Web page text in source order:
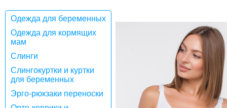
Одежда для беременных
Одежда для кормящих
мам
Слинги
Слингокуртки и куртки
для беременных
Эрго-рюкзаки переноски